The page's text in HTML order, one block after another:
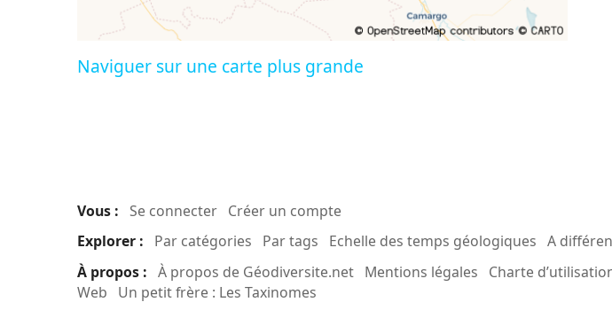
Naviguer sur une carte plus grande
Vous : Se connecter Créer un compte
Explorer :
Par catégories Par tags Echelle des temps géologiques A
À propos : À propos de Géodiversite.net Mentions légales Charte
Web
Un petit frère : Les Taxinomes